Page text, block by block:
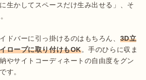
生かしてスペースだけ生み出せる」、そ
ドバーに引っ掛けるのはもちろん、 3D立
ロープに取り付けもOK。手のひらに収ま
やサイトコーディネートの自由度をグン
す。